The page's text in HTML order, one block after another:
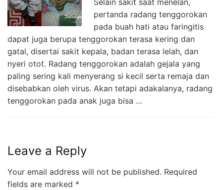
Selain sakit saat menelan,
pertanda radang tenggorokan
pada buah hati atau faringitis
dapat juga berupa tenggorokan terasa kering dan
gatal, disertai sakit kepala, badan terasa lelah, dan
nyeri otot. Radang tenggorokan adalah gejala yang
paling sering kali menyerang si kecil serta remaja dan
disebabkan oleh virus. Akan tetapi adakalanya, radang
tenggorokan pada anak juga bisa …
Leave a Reply
Your email address will not be published. Required
fields are marked *